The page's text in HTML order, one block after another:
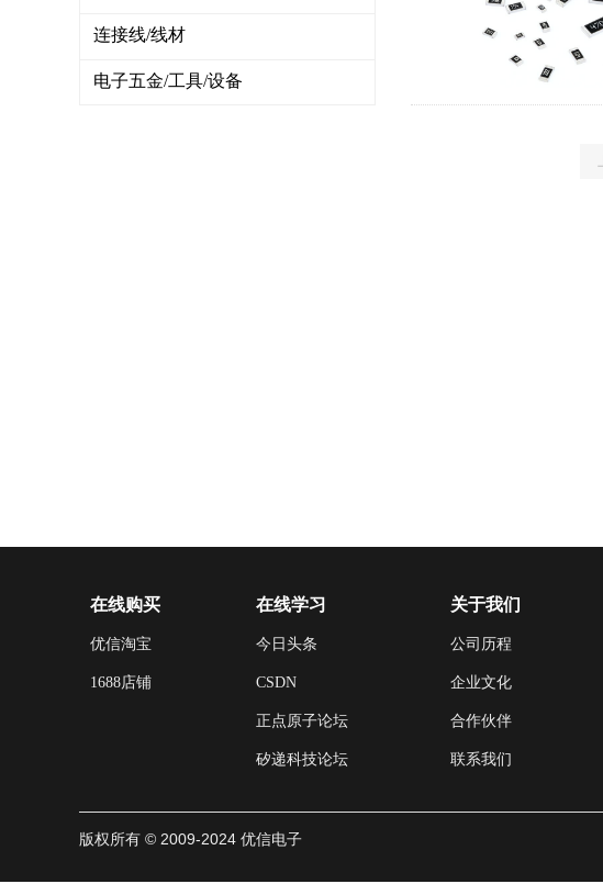
连接线/线材
电子五金/工具/设备
在线购买
优信淘宝
1688店铺
今日头条
CSDN
正点原子论坛
矽递科技论坛
在线学习
公司历程
企业文化
合作伙伴
联系我们
关于我们
版权所有 © 2009-2024 优信电子